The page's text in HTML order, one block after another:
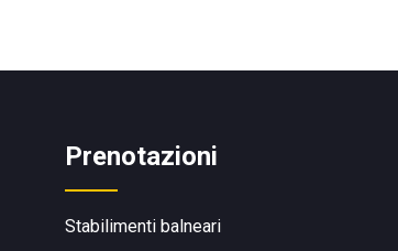
Prenotazioni
Stabilimenti balneari